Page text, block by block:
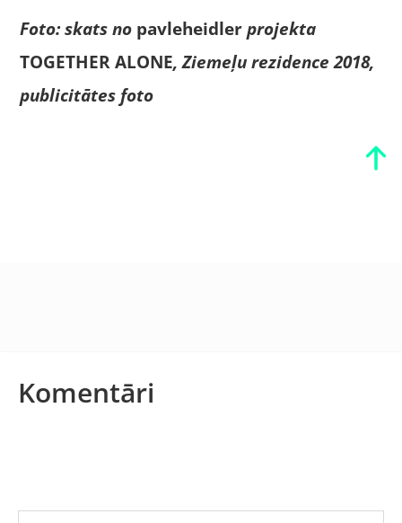
Foto: skats no pavleheidlerprojekta
TOGETHER ALONE, Ziemeļu rezidence 2018,
publicitātes foto
Komentāri